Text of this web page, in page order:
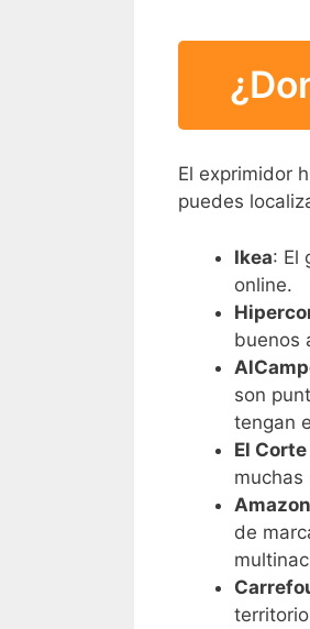
El exprimidor
puedes
Ikea: El
online.
buenos
son
tengan
El
Amazon
de